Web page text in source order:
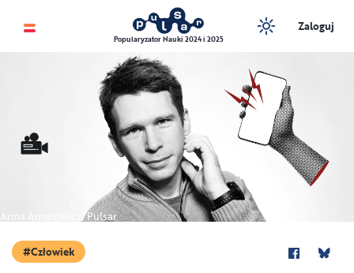
Popularyzator Nauki 2024 i 2025
Zaloguj
Anna Amarowicz/Pulsar
Człowiek